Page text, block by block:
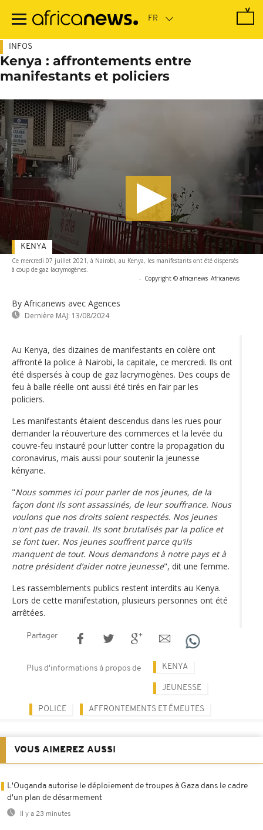
contenu
INFOS
Kenya : affrontements entre
manifestants et policiers
Ce mercredi 07 juillet 2021, à Nairobi, au Kenya, les manifestants ont été dispersés
à coup de gaz lacrymogènes.
- Copyright © africanews Africanews
By Africanews avec Agences
Dernière MAJ: 13/08/2024
KENYA
Au Kenya, des dizaines de manifestants en colère ont
affronté la police à Nairobi, la capitale, ce mercredi. Ils ont
été dispersés à coup de gaz lacrymogènes. Des coups de
feu à balle réelle ont aussi été tirés en l’air par les
policiers.
Les manifestants étaient descendus dans les rues pour
demander la réouverture des commerces et la levée du
couvre-feu instauré pour lutter contre la propagation du
coronavirus, mais aussi pour soutenir la jeunesse
kényane.
"Nous sommes ici pour parler de nos jeunes, de la
façon dont ils sont assassinés, de leur souffrance. Nous
voulons que nos droits soient respectés. Nos jeunes
n'ont pas de travail. Ils sont brutalisés par la police et
se font tuer. Nos jeunes souffrent parce qu’ils
manquent de tout. Nous demandons à notre pays et à
notre président d’aider notre jeunesse", dit une femme.
Les rassemblements publics restent interdits au Kenya.
Lors de cette manifestation, plusieurs personnes ont été
arrêtées.
Partager
Plus d'informations à propos de KENYA
JEUNESSE
POLICE AFFRONTEMENTS ET ÉMEUTES
VOUS AIMEREZ AUSSI
L'Ouganda autorise le déploiement de troupes à Gaza dans le cadre
d'un plan de désarmement
Il y a 23 minutes